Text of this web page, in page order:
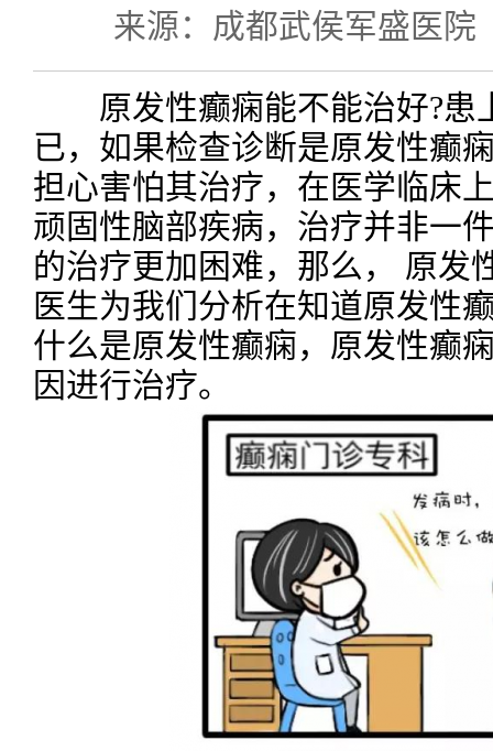
来源：成都武侯军盛医
原发性癫痫能不能治好?患
已，如果检查诊断是原发性癫
担心害怕其治疗，在医学临床
顽固性脑部疾病，治疗并非一
的治疗更加困难，那么， 原发
医生为我们分析在知道原发性
什么是原发性癫痫，原发性癫
因进行治疗。